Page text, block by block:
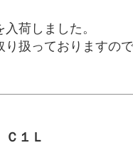
荷しました。
扱っておりますの
Ｃ１Ｌ